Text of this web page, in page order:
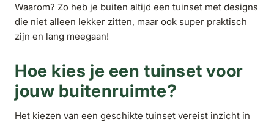
Waarom? Zo heb je buiten altijd een tuinset met designs
die niet alleen lekker zitten, maar ook super praktisch
zijn en lang meegaan!
Hoe kies je een tuinset voor
jouw buitenruimte?
Het kiezen van een geschikte tuinset vereist inzicht in